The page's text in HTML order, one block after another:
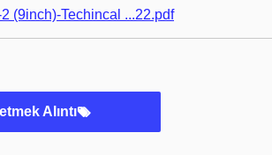
(9inch)-Techincal ...22.pdf
Alıntı